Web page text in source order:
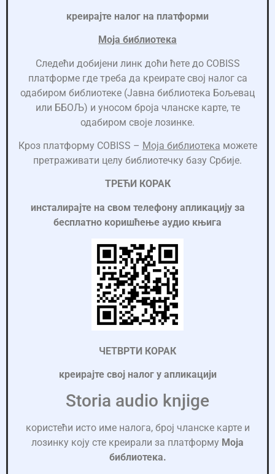
креирајте налог на платформи
Моја библиотека
Следећи добијени линк доћи ћете до COBISS
платформе где треба да креирате свој налог са
одабиром библиотеке (Јавна библиотека Бољевац
или ББОЉ) и уносом броја чланске карте, те
одабиром своје лозинке.
Кроз платформу COBISS – Моја библиотека можете
претраживати целу библиотечку базу Србије.
ТРЕЋИ КОРАК
инсталирајте на свом телефону апликацију за
бесплатно коришћење аудио књига
ЧЕТВРТИ КОРАК
креирајте свој налог у апликацији
Storia audio knjige
користећи исто име налога, број чланске карте и
лозинку коју сте креирали за платформу Моја
библиотека.